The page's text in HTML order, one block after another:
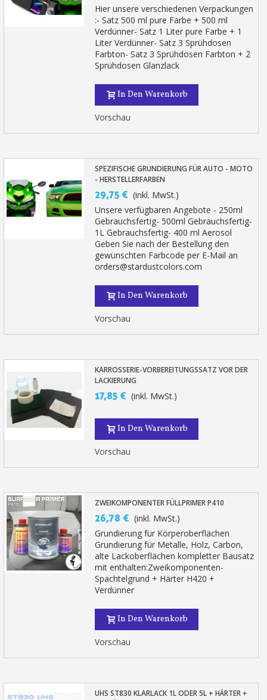
Hier unsere verschiedenen Verpackungen
:- Satz 500 ml pure Farbe + 500 ml
Verdünner- Satz 1 Liter pure Farbe + 1
Liter Verdünner- Satz 3 Sprühdosen
Farbton- Satz 3 Sprühdosen Farbton + 2
Sprühdosen Glanzlack
In Den Warenkorb
Vorschau
SPEZIFISCHE GRUNDIERUNG FÜR AUTO - MOTO
- HERSTELLERFARBEN
29,75 € (inkl. MwSt.)
Unsere verfügbaren Angebote - 250ml
Gebrauchsfertig- 500ml Gebrauchsfertig-
1L Gebrauchsfertig- 400 ml Aerosol
Geben Sie nach der Bestellung den
gewünschten Farbcode per E-Mail an
orders@stardustcolors.com
In Den Warenkorb
Vorschau
KARROSSERIE-VORBEREITUNGSSATZ VOR DER
LACKIERUNG
17,85 € (inkl. MwSt.)
In Den Warenkorb
Vorschau
ZWEIKOMPONENTER FÜLLPRIMER P410
26,78 € (inkl. MwSt.)
Grundierung für Körperoberflächen
Grundierung für Metalle, Holz, Carbon,
alte Lackoberflächen kompletter Bausatz
mit enthalten:Zweikomponenten-
Spachtelgrund + Härter H420 +
Verdünner
In Den Warenkorb
Vorschau
UHS ST830 KLARLACK 1L ODER 5L + HÄRTER +